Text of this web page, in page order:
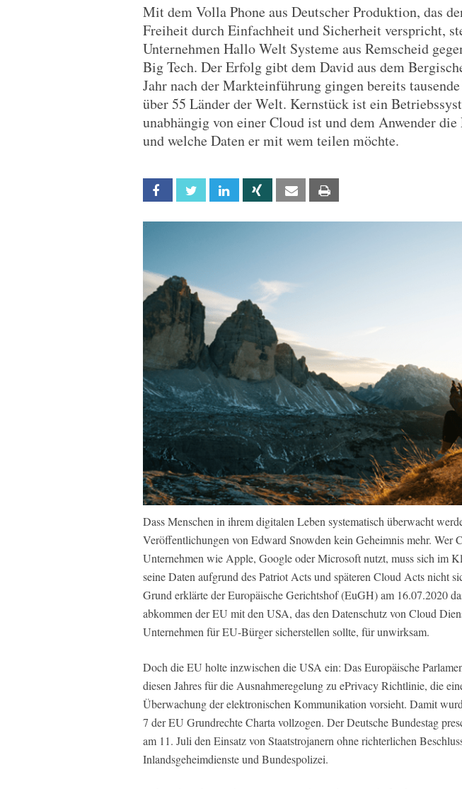
Mit dem Volla Phone aus Deutscher Produktion, das
Freiheit durch Einfachheit und Sicherheit verspricht,
Unternehmen Hallo Welt Systeme aus Remscheid
Big Tech. Der Erfolg gibt dem David aus dem
Jahr nach der Markteinführung gingen bereits
über 55 Länder der Welt. Kernstück ist ein
unabhängig von einer Cloud ist und dem Anwender
und welche Daten er mit wem teilen möchte.
Facebook Twitter Linkedin Xing Email
Dass Menschen in ihrem digitalen Leben systematisch überwacht
Veröffentlichungen von Edward Snowden kein Geheimnis mehr. Wer
Unternehmen wie Apple, Google oder Microsoft nutzt, muss sich im
seine Daten aufgrund des Patriot Acts und späteren Cloud Acts nicht
Grund erklärte der Europäische Gerichtshof (EuGH) am 16.07.2020
abkommen der EU mit den USA, das den Datenschutz von Cloud
Unternehmen für EU-Bürger sicherstellen sollte, für unwirksam.
Doch die EU holte inzwischen die USA ein: Das Europäische
diesen Jahres für die Ausnahmeregelung zu ePrivacy Richtlinie, die
Überwachung der elektronischen Kommunikation vorsieht. Damit
7 der EU Grundrechte Charta vollzogen. Der Deutsche Bundestag
am 11. Juli den Einsatz von Staatstrojanern ohne richterlichen
Inlandsgeheimdienste und Bundespolizei.